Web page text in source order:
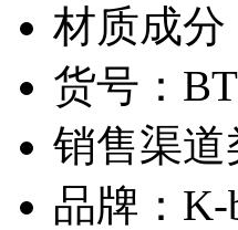
材质成分
货号：
销售渠
品牌：K-